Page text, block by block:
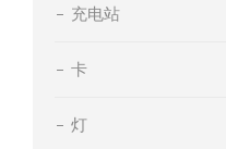
充电站
卡
灯